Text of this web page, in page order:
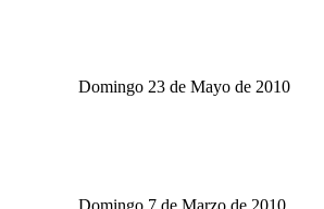
Domingo 23 de Mayo de 2010
Domingo 7 de Marzo de 2010